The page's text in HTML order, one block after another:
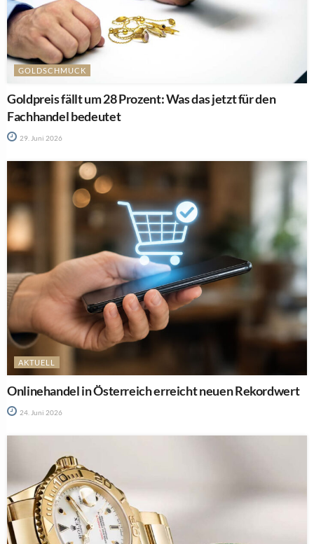
GOLDSCHMUCK
Goldpreis fällt um 28 Prozent: Was das jetzt für den
Fachhandel bedeutet
29. Juni 2026
AKTUELL
Onlinehandel in Österreich erreicht neuen Rekordwert
24. Juni 2026